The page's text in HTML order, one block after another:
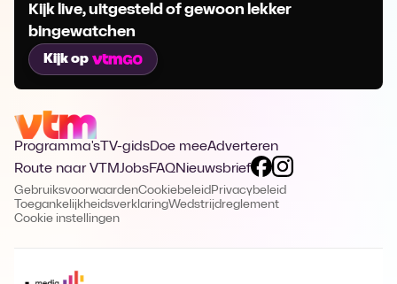
Kijk live, uitgesteld of gewoon lekker
bingewatchen
Kijk op
Programma's TV-gidsDoe meeAdverteren
Route naar VTMJobsFAQNieuwsbrief
GebruiksvoorwaardenCookiebeleid Privacybeleid
ToegankelijkheidsverklaringWedstrijdreglement
Cookie instellingen